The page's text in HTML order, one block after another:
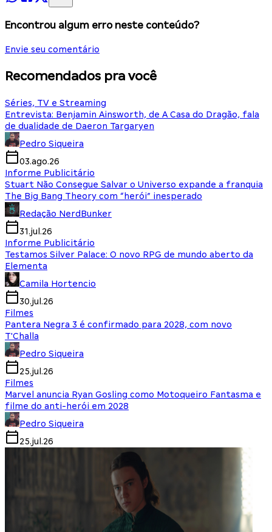
Encontrou algum erro neste conteúdo?
Envie seu comentário
Recomendados pra você
Séries, TV e Streaming
Entrevista: Benjamin Ainsworth, de A Casa do Dragão, fala
de dualidade de Daeron Targaryen
Pedro Siqueira
03.ago.26
Informe Publicitário
Stuart Não Consegue Salvar o Universo expande a franquia
The Big Bang Theory com “herói” inesperado
Redação NerdBunker
31.jul.26
Informe Publicitário
Testamos Silver Palace: O novo RPG de mundo aberto da
Elementa
Camila Hortencio
30.jul.26
Filmes
Pantera Negra 3 é confirmado para 2028, com novo
T'Challa
Pedro Siqueira
25.jul.26
Filmes
Marvel anuncia Ryan Gosling como Motoqueiro Fantasma e
filme do anti-herói em 2028
Pedro Siqueira
25.jul.26